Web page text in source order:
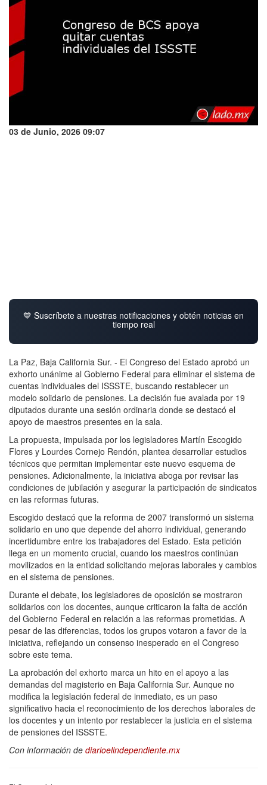
03 de Junio, 2026 09:07
💙 Suscríbete a nuestras notificaciones y obtén noticias en
tiempo real
La Paz, Baja California Sur. - El Congreso del Estado aprobó un
exhorto unánime al Gobierno Federal para eliminar el sistema de
cuentas individuales del ISSSTE, buscando restablecer un
modelo solidario de pensiones. La decisión fue avalada por 19
diputados durante una sesión ordinaria donde se destacó el
apoyo de maestros presentes en la sala.
La propuesta, impulsada por los legisladores Martín Escogido
Flores y Lourdes Cornejo Rendón, plantea desarrollar estudios
técnicos que permitan implementar este nuevo esquema de
pensiones. Adicionalmente, la iniciativa aboga por revisar las
condiciones de jubilación y asegurar la participación de sindicatos
en las reformas futuras.
Escogido destacó que la reforma de 2007 transformó un sistema
solidario en uno que depende del ahorro individual, generando
incertidumbre entre los trabajadores del Estado. Esta petición
llega en un momento crucial, cuando los maestros continúan
movilizados en la entidad solicitando mejoras laborales y cambios
en el sistema de pensiones.
Durante el debate, los legisladores de oposición se mostraron
solidarios con los docentes, aunque criticaron la falta de acción
del Gobierno Federal en relación a las reformas prometidas. A
pesar de las diferencias, todos los grupos votaron a favor de la
iniciativa, reflejando un consenso inesperado en el Congreso
sobre este tema.
La aprobación del exhorto marca un hito en el apoyo a las
demandas del magisterio en Baja California Sur. Aunque no
modifica la legislación federal de inmediato, es un paso
significativo hacia el reconocimiento de los derechos laborales de
los docentes y un intento por restablecer la justicia en el sistema
de pensiones del ISSSTE.
Con información de diarioelindependiente.mx